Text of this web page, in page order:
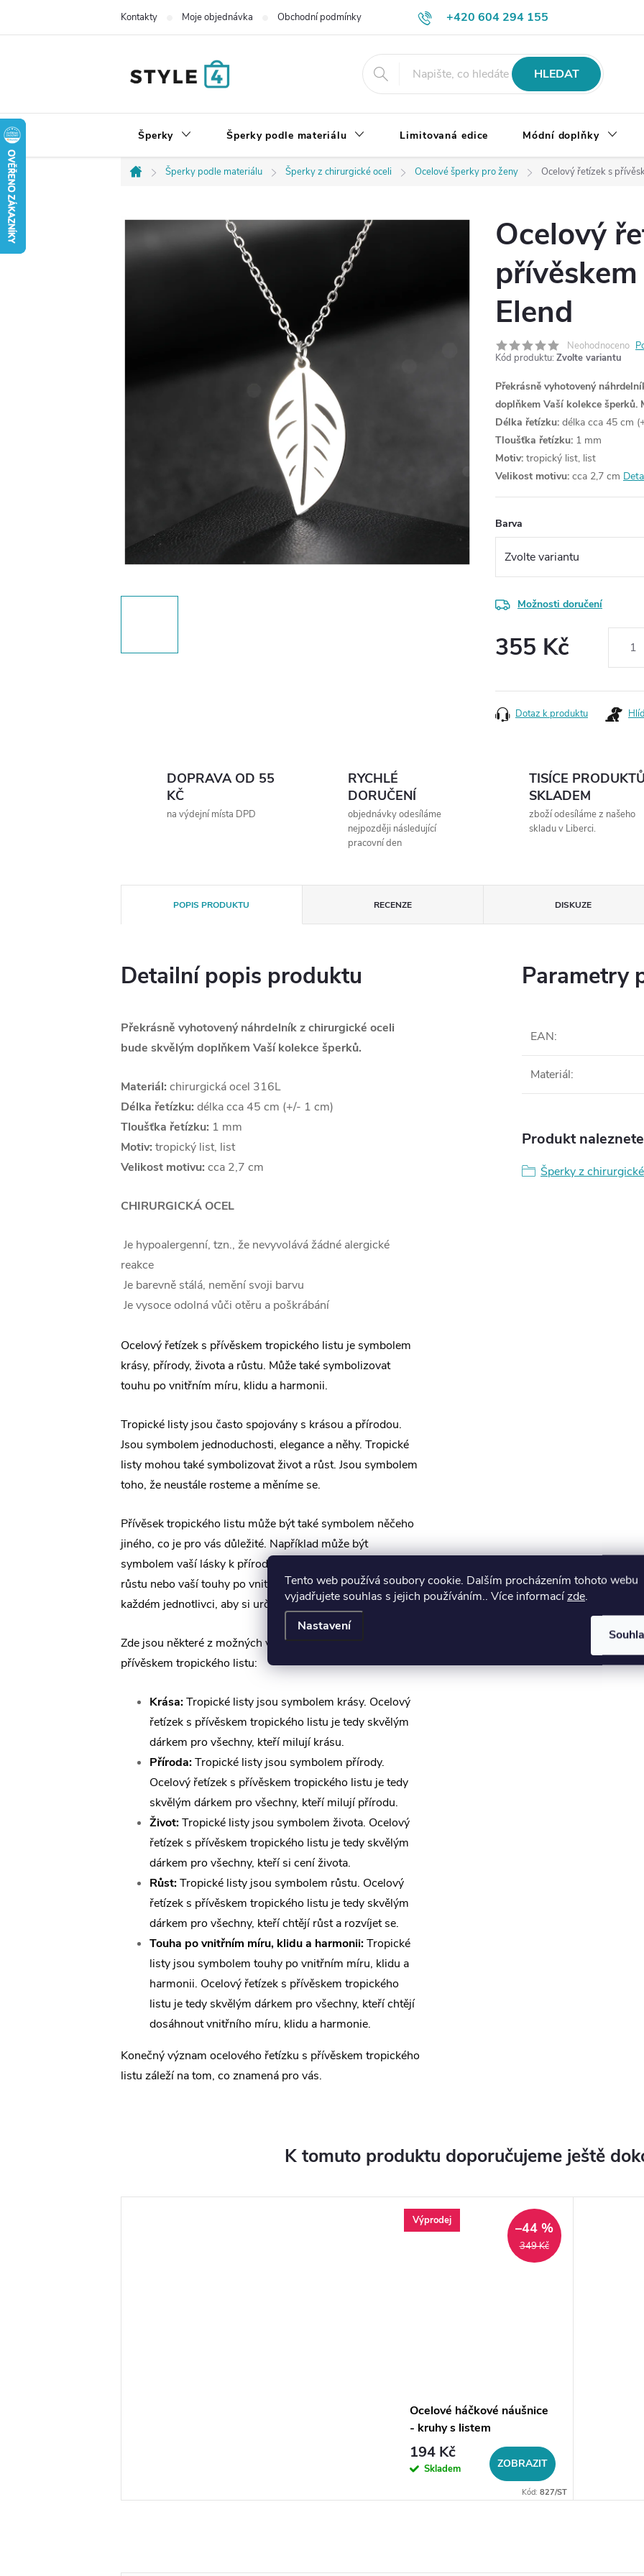
Tento web používá soubory cookie. Dalším procházením tohoto webu
vyjadřujete souhlas s jejich používáním.. Více informacízde.
Nastavení
+420 604 294 155
Kontakty Moje objednávka Obchodní podmínky Výměna, vrácení a reklamace zboží
HLEDAT
Šperky Šperky podle materiálu Limitovaná edice Módní doplňky
Domů
Šperky podle materiálu Šperky z chirurgické oceli Ocelové šperky pro ženy Ocelový řetízek s
Ocelový
Elend
Neohodnoceno
Kód produktu: Zvolte variantu
Překrásně vyhotovený
doplňkem Vaší kolekce šperků.
Délka řetízku: délka cca 45 cm
Tloušťka řetízku: 1 mm
Motiv: tropický list, list
Velikost motivu: cca 2,7 cm
Barva
Možnosti doručení
355 Kč
Dotaz k produktu
DOPRAVA OD 55
KČ
na výdejní místa DPD
RYCHLÉ
DORUČENÍ
objednávky odesíláme
nejpozději následující
pracovní den
TISÍCE
SKLADEM
zboží odesíláme z našeho
skladu v Liberci.
POPIS PRODUKTU RECENZE DISKUZE
Detailní popis produktu
Překrásně vyhotovený náhrdelník z chirurgické oceli
bude skvělým doplňkem Vaší kolekce šperků.
Materiál: chirurgická ocel 316L
Délka řetízku: délka cca 45 cm (+/- 1 cm)
Tloušťka řetízku: 1 mm
Motiv: tropický list, list
Velikost motivu: cca 2,7 cm
CHIRURGICKÁ OCEL
Je hypoalergenní, tzn., že nevyvolává žádné alergické
reakce
Je barevně stálá, nemění svoji barvu
Je vysoce odolná vůči otěru a poškrábání
Ocelový řetízek s přívěskem tropického listu je symbolem
krásy, přírody, života a růstu. Může také symbolizovat
touhu po vnitřním míru, klidu a harmonii.
Tropické listy jsou často spojovány s krásou a přírodou.
Jsou symbolem jednoduchosti, elegance a něhy. Tropické
listy mohou také symbolizovat život a růst. Jsou symbolem
toho, že neustále rosteme a měníme se.
Přívěsek tropického listu může být také symbolem něčeho
jiného, co je pro vás důležité. Například může být
symbolem vaší lásky k přírodě, vaší touhy po duchovním
růstu nebo vaší touhy po vnitřním smíření. Nakonec je na
každém jednotlivci, aby si určil význam tohoto přívěsku.
Zde jsou některé z možných významů ocelového řetízku s
přívěskem tropického listu:
Krása:Tropické listy jsou symbolem krásy. Ocelový
řetízek s přívěskem tropického listu je tedy skvělým
dárkem pro všechny, kteří milují krásu.
Příroda:Tropické listy jsou symbolem přírody.
Ocelový řetízek s přívěskem tropického listu je tedy
skvělým dárkem pro všechny, kteří milují přírodu.
Život:Tropické listy jsou symbolem života. Ocelový
řetízek s přívěskem tropického listu je tedy skvělým
dárkem pro všechny, kteří si cení života.
Růst:Tropické listy jsou symbolem růstu. Ocelový
řetízek s přívěskem tropického listu je tedy skvělým
dárkem pro všechny, kteří chtějí růst a rozvíjet se.
Touha po vnitřním míru, klidu a harmonii:Tropické
listy jsou symbolem touhy po vnitřním míru, klidu a
harmonii. Ocelový řetízek s přívěskem tropického
listu je tedy skvělým dárkem pro všechny, kteří chtějí
dosáhnout vnitřního míru, klidu a harmonie.
Konečný význam ocelového řetízku s přívěskem tropického
listu záleží na tom, co znamená pro vás.
Parametry
EAN:
Materiál:
Produkt
Šperky z
K tomuto produktu doporučujeme ještě
Výprodej
349 Kč
–44 %
Ocelové háčkové náušnice
- kruhy s listem
194 Kč
Skladem ZOBRAZIT
Kód: 827/ST